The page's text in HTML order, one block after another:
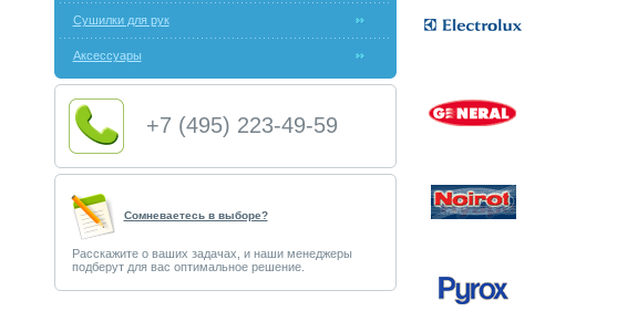
Сушилки для рук
Аксессуары
+7 (495) 223-49-59
Сомневаетесь в выборе?
Расскажите о ваших задачах, и наши менеджеры
подберут для вас оптимальное решение.